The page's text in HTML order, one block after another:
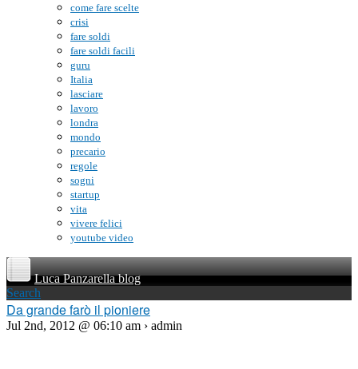
come fare scelte
crisi
fare soldi
fare soldi facili
guru
Italia
lasciare
lavoro
londra
mondo
precario
regole
sogni
startup
vita
vivere felici
youtube video
Luca Panzarella blog
Search
Da grande farò il pioniere
Jul 2nd, 2012 @ 06:10 am › admin